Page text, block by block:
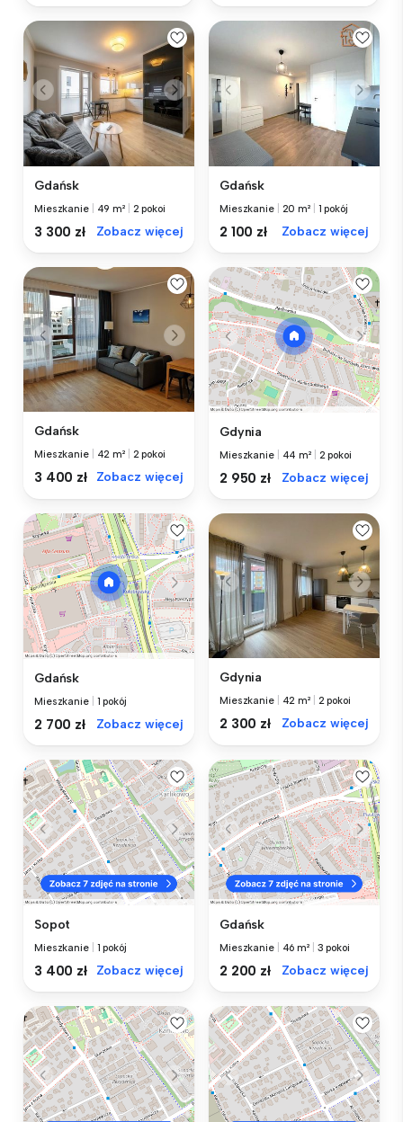
Gdańsk
Mieszkanie 49 m² 2 pokoi
3 300 zł Zobacz więcej
Gdańsk
Mieszkanie 20 m² 1 pokój
2 100 zł Zobacz więcej
Gdańsk
Mieszkanie 42 m² 2 pokoi
3 400 zł Zobacz więcej
Gdynia
Mieszkanie 44 m² 2 pokoi
2 950 zł Zobacz więcej
Gdańsk
Mieszkanie 1 pokój
2 700 zł Zobacz więcej
Gdynia
Mieszkanie 42 m² 2 pokoi
2 300 zł Zobacz więcej
Sopot
Mieszkanie 1 pokój
3 400 zł Zobacz więcej
Gdańsk
Mieszkanie 46 m² 3 pokoi
2 200 zł Zobacz więcej